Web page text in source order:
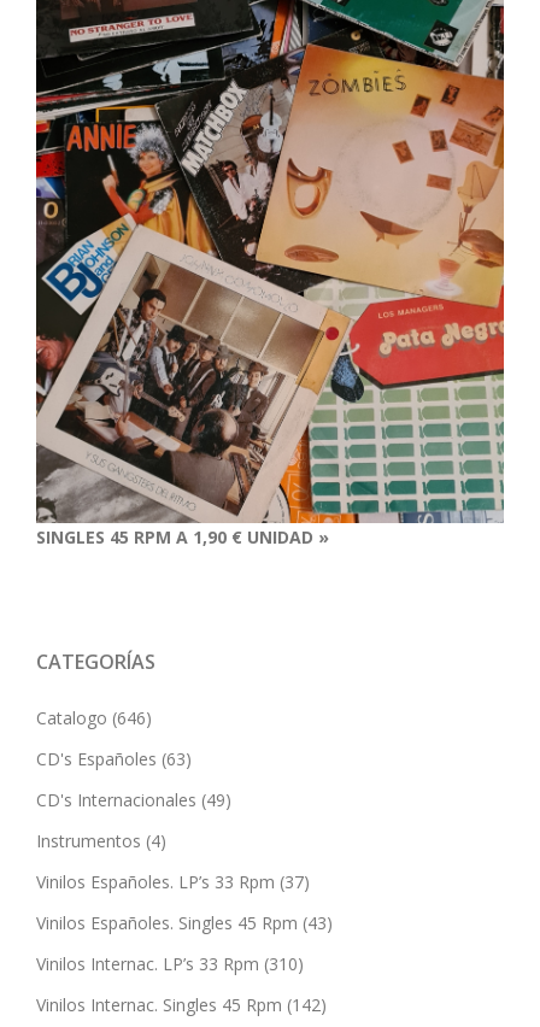
SINGLES 45 RPM A 1,90 € UNIDAD »
CATEGORÍAS
Catalogo (646)
CD's Españoles (63)
CD's Internacionales (49)
Instrumentos (4)
Vinilos Españoles. LP’s 33 Rpm (37)
Vinilos Españoles. Singles 45 Rpm (43)
Vinilos Internac. LP’s 33 Rpm (310)
Vinilos Internac. Singles 45 Rpm (142)